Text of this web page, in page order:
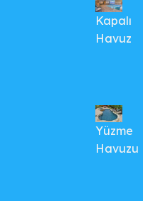
Kapalı
Havuz
Yüzme
Havuzu